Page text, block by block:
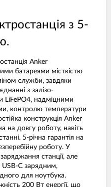
з 5-
Anker
батареями місткістю
служби, завдяки
з залізо-
LiFePO4, надміцними
контролю температури
конструкція Anker
на довгу роботу, навіть
5-річна гарантія на
роботу. У
станції, але
C зарядним,
для ноутбука.
200 Вт енергії, що